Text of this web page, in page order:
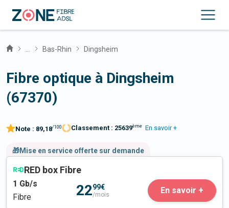
Bas-Rhin Dingsheim
Fibre optique à Dingsheim
(67370)
Note : 89,18/100 Classement : 25639ème En savoir +
🎁Mise en service offerte sur demande
RED box Fibre
1 Gb/s
Fibre
2299€
/mois En savoir +